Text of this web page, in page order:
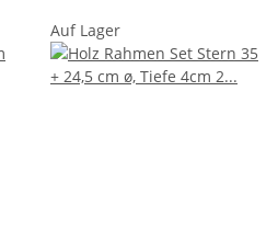
Auf Lager